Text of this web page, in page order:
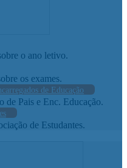
o ano letivo.
os exames.
de Educação
de Pais e Enc. Educação.
de Estudantes.